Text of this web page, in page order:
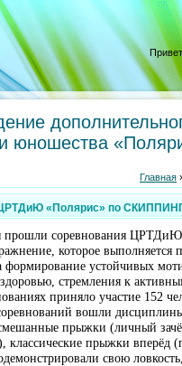
юношества
Главная
«Полярис» по
прошли соревнования
которое выполняется
формирование устойчивых
стремления к
приняло участие 152
вошли
прыжки (личный
классические прыжки вперёд
свою